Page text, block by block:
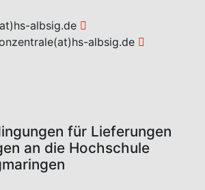
albsig.de
albsig.de
für Lieferungen
an die Hochschule